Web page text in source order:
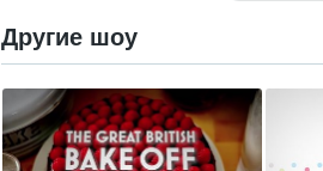
Другие шоу